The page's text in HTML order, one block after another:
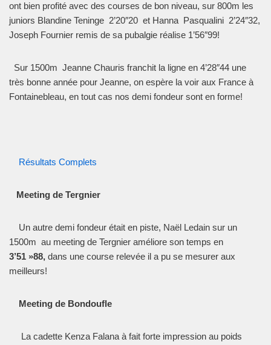
ont bien profité avec des courses de bon niveau, sur 800m les
juniors Blandine Teninge 2’20″20 et Hanna Pasqualini 2’24″32,
Joseph Fournier remis de sa pubalgie réalise 1’56″99!
Sur 1500m Jeanne Chauris franchit la ligne en 4’28″44 une
très bonne année pour Jeanne, on espère la voir aux France à
Fontainebleau, en tout cas nos demi fondeur sont en forme!
Résultats Complets
Meeting de Tergnier
Un autre demi fondeur était en piste, Naël Ledain sur un
1500m au meeting de Tergnier améliore son temps en
3’51 »88, dans une course relevée il a pu se mesurer aux
meilleurs!
Meeting de Bondoufle
La cadette Kenza Falana à fait forte impression au poids